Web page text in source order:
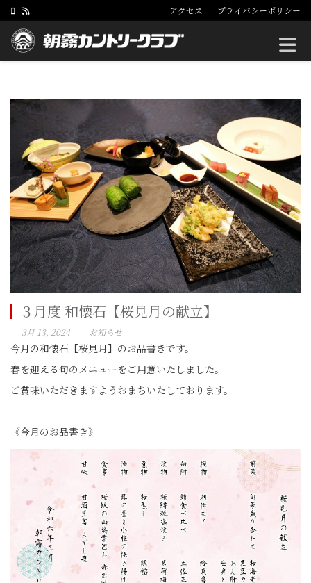
アクセス プライバシーポリシー
３月度 和懐石【桜見月の献立】
3月 13, 2024 お知らせ
今月の和懐石【桜見月】のお品書きです。
春を迎える旬のメニューをご用意いたしました。
ご賞味いただきますようおまちいたしております。
《今月のお品書き》